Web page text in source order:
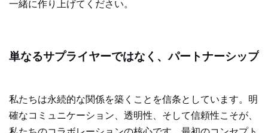
一緒に作り上げてください。
単なるサプライヤーではなく、パートナーシップ
私たちは永続的な関係を築くことを信条としています。明
確なコミュニケーション、透明性、そして信頼性こそが、